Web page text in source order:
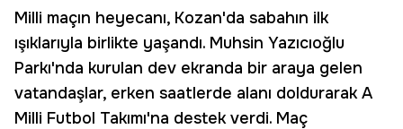
Milli maçın heyecanı, Kozan'da sabahın ilk
ışıklarıyla birlikte yaşandı. Muhsin Yazıcıoğlu
Parkı'nda kurulan dev ekranda bir araya gelen
vatandaşlar, erken saatlerde alanı doldurarak A
Milli Futbol Takımı'na destek verdi. Maç